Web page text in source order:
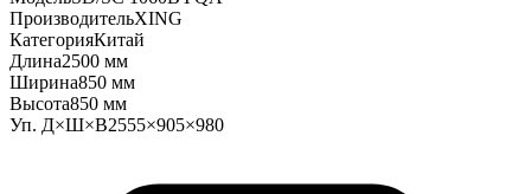
ПроизводительXING
КатегорияКитай
Длина2500 мм
Ширина850 мм
Высота850 мм
Уп. Д×Ш×В2555×905×980